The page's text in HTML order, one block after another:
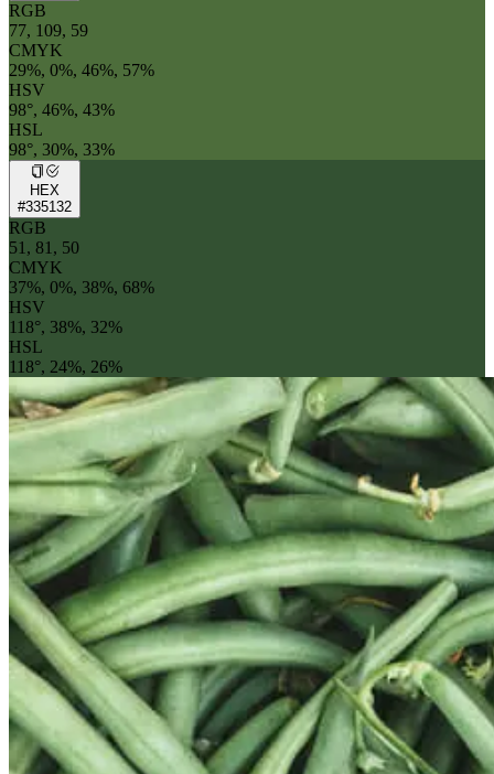
RGB
77, 109, 59
CMYK
29%, 0%, 46%, 57%
HSV
98°, 46%, 43%
HSL
98°, 30%, 33%
HEX
#335132
RGB
51, 81, 50
CMYK
37%, 0%, 38%, 68%
HSV
118°, 38%, 32%
HSL
118°, 24%, 26%